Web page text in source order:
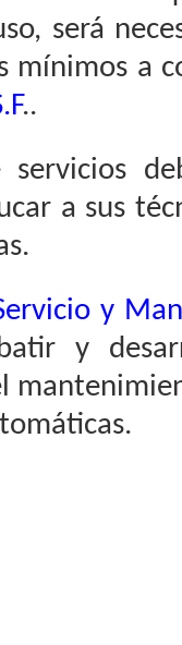
será
mínimos a
..
a sus
y
y